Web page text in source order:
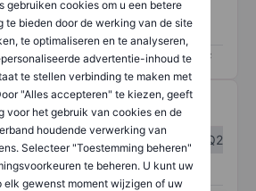
gebruiken cookies om u een betere
te bieden door de werking van de site
te optimaliseren en te analyseren,
advertentie-inhoud te
te stellen verbinding te maken met
"Alles accepteren" te kiezen, geeft
voor het gebruik van cookies en de
houdende verwerking van
Selecteer "Toestemming beheren"
te beheren. U kunt uw
elk gewenst moment wijzigen of uw
risicomethodologie
/
Q2